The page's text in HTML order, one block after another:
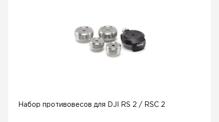
Набор противовесов для DJI RS 2 / RSC 2